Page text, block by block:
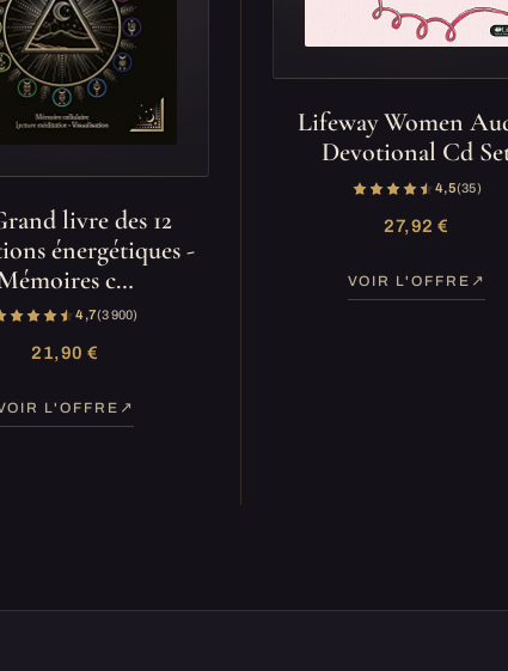
livre des 12
énergétiques -
c…
4,7(3 900)
21,90 €
L'OFFRE
Lifeway Women
Devotional Cd
4,5(35)
27,92 €
VOIR L'OFFRE